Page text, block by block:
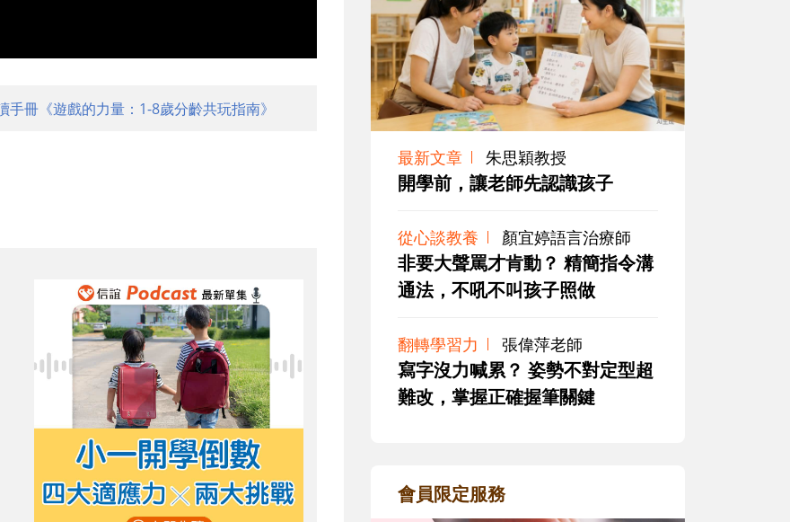
手冊《遊戲的力量：1-8歲分齡共玩指南》
最新文章 朱思穎教授
開學前，讓老師先認識孩子
從心談教養 顏宜婷語言治療師
非要大聲罵才肯動？ 精簡指令溝
通法，不吼不叫孩子照做
翻轉學習力 張偉萍老師
寫字沒力喊累？ 姿勢不對定型超
難改，掌握正確握筆關鍵
會員限定服務